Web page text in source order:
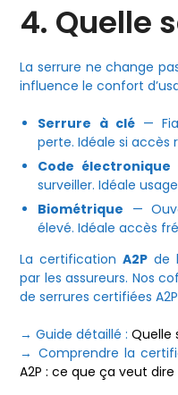
4. Quelle
La serrure ne change
influence le confort
Serrure à clé—
perte. Idéale si accès
Code électronique
surveiller. Idéale
Biométrique —
élevé. Idéale accès
La certification A2P de
par les assureurs. Nos
de serrures certifiées
→ Guide détaillé :Quelle
→ Comprendre la
A2P : ce que ça veut dire